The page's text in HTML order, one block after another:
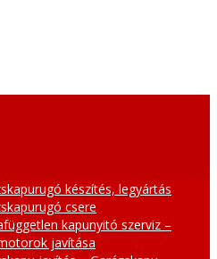
készítés, legyártás
csere
kapunyitó szerviz –
javítása